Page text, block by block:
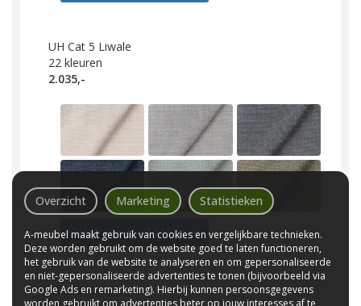
UH Cat 5 Liwale
22 kleuren
2.035,-
Bekijk overige 16 kleuren
UH Cat 5 Urban
Overzicht Marketing Statistieken
A-meubel maakt gebruik van cookies en vergelijkbare technieken.
Deze worden gebruikt om de website goed te laten functioneren,
het gebruik van de website te analyseren en om gepersonaliseerde
en niet-gepersonaliseerde advertenties te tonen (bijvoorbeeld via
Google Ads en remarketing). Hierbij kunnen persoonsgegevens
worden gebruikt om advertenties beter op jouw interesses af te